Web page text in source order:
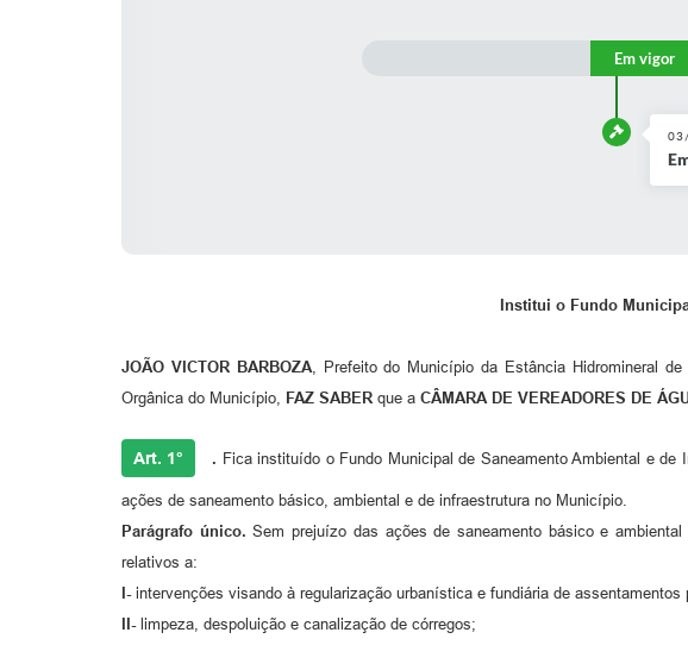
Em vigor
Institui o Fundo
JOÃO VICTOR BARBOZA, Prefeito do Município da Estância Hidromineral
Orgânica do Município, FAZ SABER que a CÂMARA DE VEREADORES DE
Art. 1° . Fica instituído o Fundo Municipal de Saneamento Ambiental e
ações de saneamento básico, ambiental e de infraestrutura no Município.
Parágrafo único. Sem prejuízo das ações de saneamento básico e
relativos a:
I-intervenções visando à regularização urbanística e fundiária de
II-limpeza, despoluição e canalização de córregos;